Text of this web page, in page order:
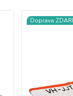
Doprava